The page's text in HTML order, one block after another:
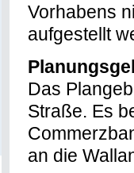
Vorhabens
aufgestellt
Das
Straße. Es
an die